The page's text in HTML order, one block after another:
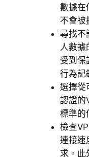
數據在
不會被
尋找不
人數據
受到保
行為記
選擇從
認證的
標準的
檢查
連接速
求。此